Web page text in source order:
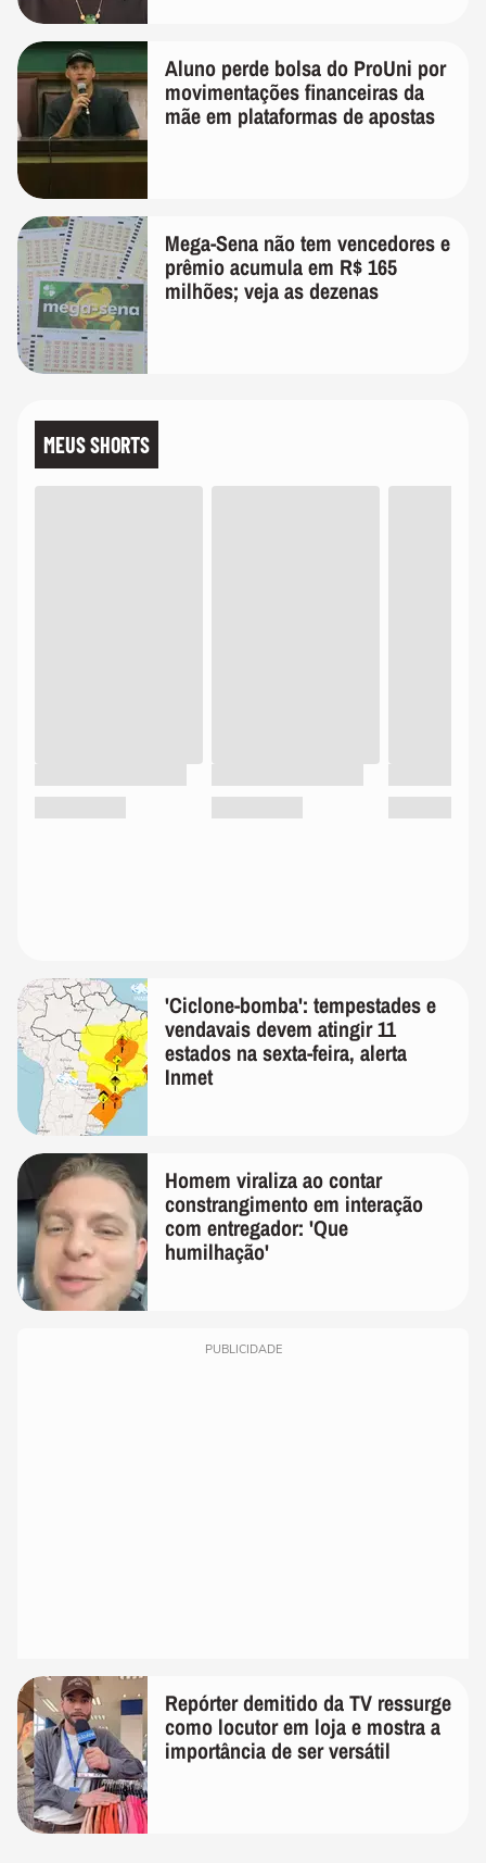
Aluno perde bolsa do ProUni por
movimentações financeiras da
mãe em plataformas de apostas
Mega-Sena não tem vencedores e
prêmio acumula em R$ 165
milhões; veja as dezenas
MEUS SHORTS
'Ciclone-bomba': tempestades e
vendavais devem atingir 11
estados na sexta-feira, alerta
Inmet
Homem viraliza ao contar
constrangimento em interação
com entregador: 'Que
humilhação'
PUBLICIDADE
Repórter demitido da TV ressurge
como locutor em loja e mostra a
importância de ser versátil